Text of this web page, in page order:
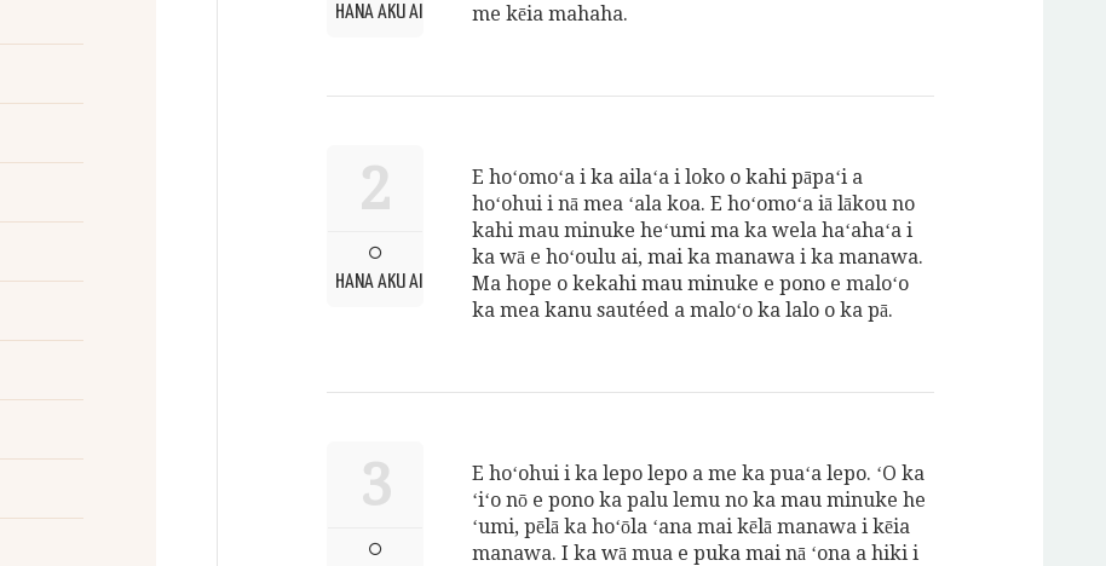
HANA AKU AI
me kēia mahaha.
2
HANA AKU AI
E hoʻomoʻa i ka ailaʻa i loko o kahi pāpaʻi a
hoʻohui i nā mea ʻala koa. E hoʻomoʻa iā lākou no
kahi mau minuke heʻumi ma ka wela haʻahaʻa i
ka wā e hoʻoulu ai, mai ka manawa i ka manawa.
Ma hope o kekahi mau minuke e pono e maloʻo
ka mea kanu sautéed a maloʻo ka lalo o ka pā.
3
E hoʻohui i ka lepo lepo a me ka puaʻa lepo. ʻO ka
ʻiʻo nō e pono ka palu lemu no ka mau minuke he
ʻumi, pēlā ka hoʻōla ʻana mai kēlā manawa i kēia
manawa. I ka wā mua e puka mai nā ʻona a hiki i